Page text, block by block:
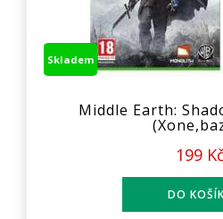
Skladem
Middle Earth:
199 Kč